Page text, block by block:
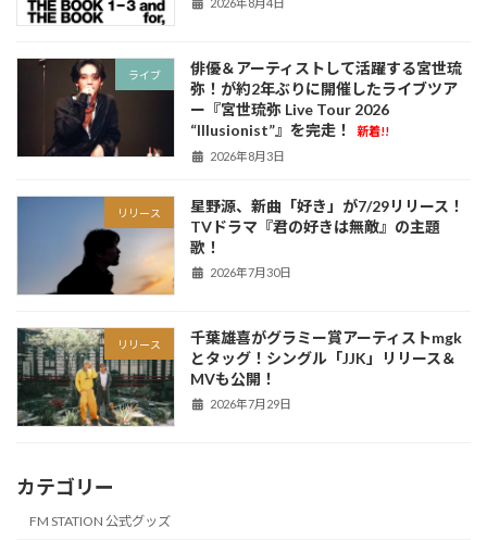
2026年8月4日
ライブ
俳優＆アーティストして活躍する宮世琉
弥！が約2年ぶりに開催したライブツア
ー『宮世琉弥 Live Tour 2026
“Illusionist”』を完走！
新着!!
2026年8月3日
リリース
星野源、新曲「好き」が7/29リリース！
TVドラマ『君の好きは無敵』の主題
歌！
2026年7月30日
リリース
千葉雄喜がグラミー賞アーティストmgk
とタッグ！シングル「JJK」リリース＆
MVも公開！
2026年7月29日
カテゴリー
FM STATION 公式グッズ